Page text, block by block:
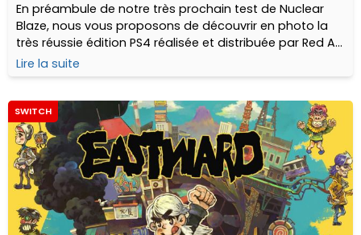
En préambule de notre très prochain test de Nuclear
Blaze, nous vous proposons de découvrir en photo la
très réussie édition PS4 réalisée et distribuée par Red Art
Games !
Lire la suite
SWITCH